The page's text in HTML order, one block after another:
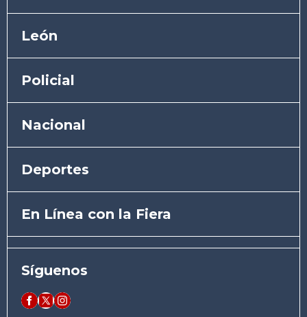
León
Policial
Nacional
Deportes
En Línea con la Fiera
Síguenos